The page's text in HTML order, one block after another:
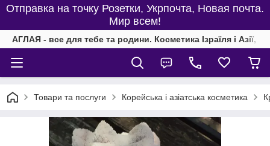
Отправка на точку Розетки, Укрпочта, Новая почта.
Мир всем!
АГЛАЯ - все для тебе та родини. Косметика Ізраїля і Азії,
Товари та послуги Корейська і азіатська косметика